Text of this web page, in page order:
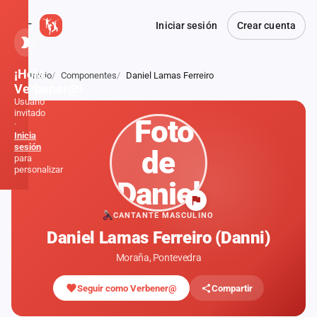
Iniciar sesión Crear cuenta
Atrás
Inicio Componentes Daniel Lamas Ferreiro
CANTANTE MASCULINO
Daniel Lamas Ferreiro (Danni)
Moraña, Pontevedra
Seguir como Verbener@ Compartir
¡Hola,
Verbener@!
Usuario
invitado
·
Inicia
sesión
para
personalizar
Noticias
Formaciones